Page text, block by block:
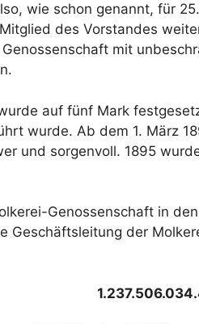
wie schon genannt, für
des Vorstandes
mit
auf fünf Mark
wurde. Ab dem 1. März
und sorgenvoll. 1895
Genossenschaft in
Geschäftsleitung der